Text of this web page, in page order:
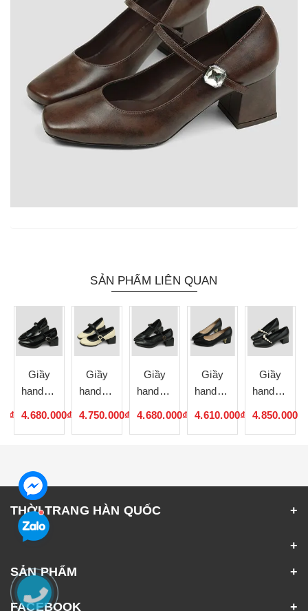
SẢN PHẨM LIÊN QUAN
Giầy
handmade
4.680.000₫
Giầy
handmade
4.750.000₫
Giầy
handmade
4.680.000₫
Giầy
handmade
4.610.000₫
Giầy
handmade
4.850.000₫
THỜI TRANG HÀN QUỐC
SẢN PHẨM
FACEBOOK